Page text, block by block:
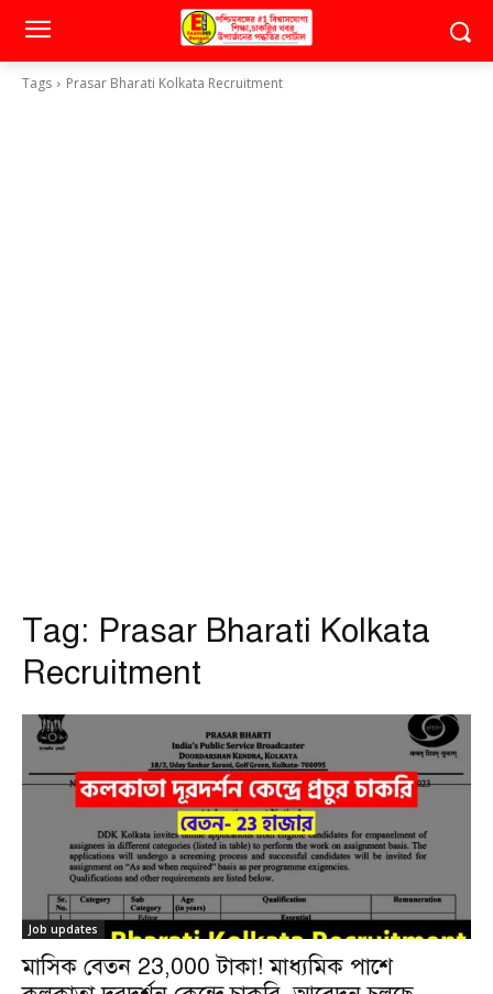
Tags Prasar Bharati Kolkata Recruitment
Tag: Prasar Bharati Kolkata
Recruitment
Job updates
মাসিক বেতন 23,000 টাকা! মাধ্যমিক পাশে